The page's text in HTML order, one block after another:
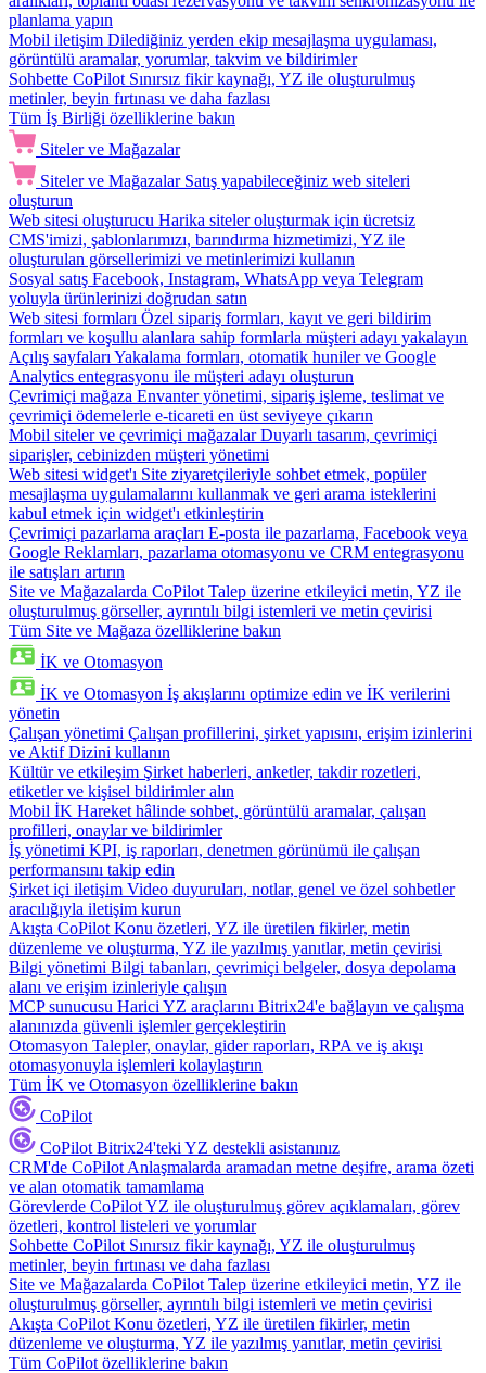
planlama yapın
Mobil iletişim Dilediğiniz yerden ekip mesajlaşma uygulaması,
görüntülü aramalar, yorumlar, takvim ve bildirimler
Sohbette CoPilot Sınırsız fikir kaynağı, YZ ile oluşturulmuş
metinler, beyin fırtınası ve daha fazlası
Tüm İş Birliği özelliklerine bakın
Siteler ve Mağazalar
Siteler ve Mağazalar Satış yapabileceğiniz web siteleri
oluşturun
Web sitesi oluşturucu Harika siteler oluşturmak için ücretsiz
CMS'imizi, şablonlarımızı, barındırma hizmetimizi, YZ ile
oluşturulan görsellerimizi ve metinlerimizi kullanın
Sosyal satış Facebook, Instagram, WhatsApp veya Telegram
yoluyla ürünlerinizi doğrudan satın
Web sitesi formları Özel sipariş formları, kayıt ve geri bildirim
formları ve koşullu alanlara sahip formlarla müşteri adayı yakalayın
Açılış sayfaları Yakalama formları, otomatik huniler ve Google
Analytics entegrasyonu ile müşteri adayı oluşturun
Çevrimiçi mağaza Envanter yönetimi, sipariş işleme, teslimat ve
çevrimiçi ödemelerle e-ticareti en üst seviyeye çıkarın
Mobil siteler ve çevrimiçi mağazalar Duyarlı tasarım, çevrimiçi
siparişler, cebinizden müşteri yönetimi
Web sitesi widget'ı Site ziyaretçileriyle sohbet etmek, popüler
mesajlaşma uygulamalarını kullanmak ve geri arama isteklerini
kabul etmek için widget'ı etkinleştirin
Çevrimiçi pazarlama araçları E-posta ile pazarlama, Facebook veya
Google Reklamları, pazarlama otomasyonu ve CRM entegrasyonu
ile satışları artırın
Site ve Mağazalarda CoPilot Talep üzerine etkileyici metin, YZ ile
oluşturulmuş görseller, ayrıntılı bilgi istemleri ve metin çevirisi
Tüm Site ve Mağaza özelliklerine bakın
İK ve Otomasyon
İK ve Otomasyon İş akışlarını optimize edin ve İK verilerini
yönetin
Çalışan yönetimi Çalışan profillerini, şirket yapısını, erişim izinlerini
ve Aktif Dizini kullanın
Kültür ve etkileşim Şirket haberleri, anketler, takdir rozetleri,
etiketler ve kişisel bildirimler alın
Mobil İK Hareket hâlinde sohbet, görüntülü aramalar, çalışan
profilleri, onaylar ve bildirimler
İş yönetimi KPI, iş raporları, denetmen görünümü ile çalışan
performansını takip edin
Şirket içi iletişim Video duyuruları, notlar, genel ve özel sohbetler
aracılığıyla iletişim kurun
Akışta CoPilot Konu özetleri, YZ ile üretilen fikirler, metin
düzenleme ve oluşturma, YZ ile yazılmış yanıtlar, metin çevirisi
Bilgi yönetimi Bilgi tabanları, çevrimiçi belgeler, dosya depolama
alanı ve erişim izinleriyle çalışın
MCP sunucusu Harici YZ araçlarını Bitrix24'e bağlayın ve çalışma
alanınızda güvenli işlemler gerçekleştirin
Otomasyon Talepler, onaylar, gider raporları, RPA ve iş akışı
otomasyonuyla işlemleri kolaylaştırın
Tüm İK ve Otomasyon özelliklerine bakın
CoPilot
CoPilot Bitrix24'teki YZ destekli asistanınız
CRM'de CoPilot Anlaşmalarda aramadan metne deşifre, arama özeti
ve alan otomatik tamamlama
Görevlerde CoPilotYZ ile oluşturulmuş görev açıklamaları, görev
özetleri, kontrol listeleri ve yorumlar
Sohbette CoPilot Sınırsız fikir kaynağı, YZ ile oluşturulmuş
metinler, beyin fırtınası ve daha fazlası
Site ve Mağazalarda CoPilot Talep üzerine etkileyici metin, YZ ile
oluşturulmuş görseller, ayrıntılı bilgi istemleri ve metin çevirisi
Akışta CoPilot Konu özetleri, YZ ile üretilen fikirler, metin
düzenleme ve oluşturma, YZ ile yazılmış yanıtlar, metin çevirisi
Tüm CoPilot özelliklerine bakın